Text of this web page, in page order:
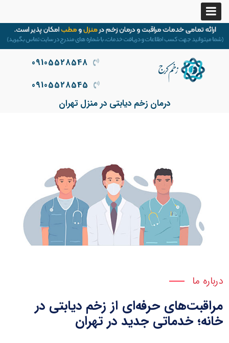
درمان زخم دیابتی در منزل تهران
09105528548
09105528545
درباره ما
مراقبت‌های حرفه‌ای از زخم دیابتی در
خانه؛ خدماتی جدید در تهران